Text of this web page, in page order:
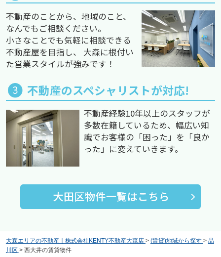
不動産のことから、地域のこと、
なんでもご相談ください。
小さなことでも気軽に相談できる
不動産屋を目指し、 大森に根付い
た営業スタイルが強みです！
不動産のスペシャリストが対応!
不動産経験10年以上のスタッフが
多数在籍しているため、幅広い知
識でお客様の「困った」を「良か
った」に変えていきます。
大森エリアの不動産｜株式会社KENTY不動産大森店 > (賃貸)地域から探す > 品
川区 > 西大井の賃貸物件